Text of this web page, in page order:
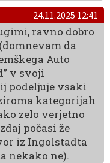
24.11.2025 12:41
ravno dobro
da
Auto
v svoji
podeljuje vsaki
kategorijah
zelo verjetno
počasi že
iz Ingolstadta
nekako ne).